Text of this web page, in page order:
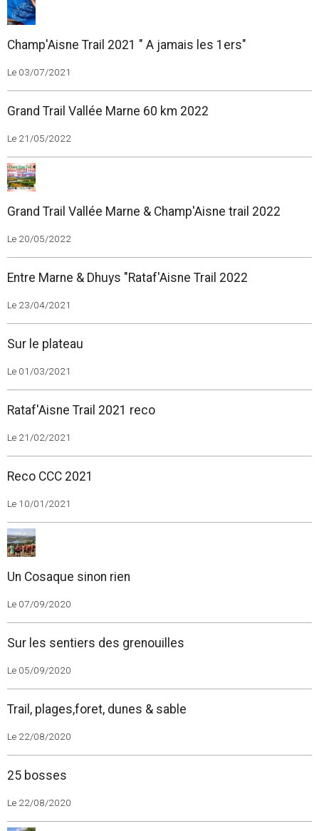
Champ'Aisne Trail 2021 " A jamais les 1ers"
Le 03/07/2021
Grand Trail Vallée Marne 60 km 2022
Le 21/05/2022
Grand Trail Vallée Marne & Champ'Aisne trail 2022
Le 20/05/2022
Entre Marne & Dhuys "Rataf'Aisne Trail 2022
Le 23/04/2021
Sur le plateau
Le 01/03/2021
Rataf'Aisne Trail 2021 reco
Le 21/02/2021
Reco CCC 2021
Le 10/01/2021
Un Cosaque sinon rien
Le 07/09/2020
Sur les sentiers des grenouilles
Le 05/09/2020
Trail, plages,foret, dunes & sable
Le 22/08/2020
25 bosses
Le 22/08/2020